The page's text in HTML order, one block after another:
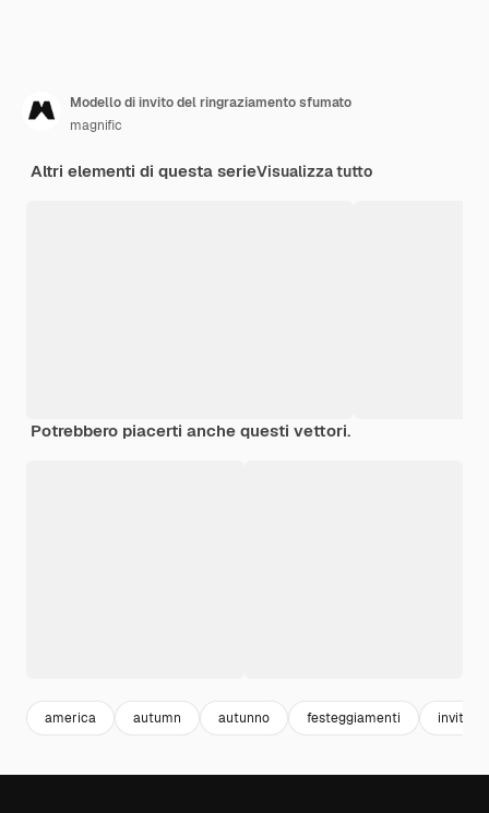
Modello di invito del ringraziamento sfumato
magnific
Altri elementi di questa serieVisualizza tutto
Potrebbero piacerti anche questi vettori.
america autumn autunno festeggiamenti invito